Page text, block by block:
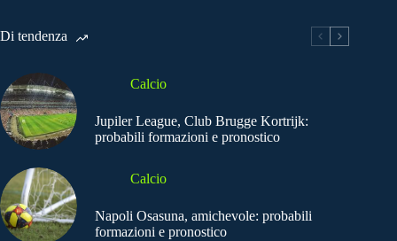
Di tendenza
Calcio
Jupiler League, Club Brugge Kortrijk:
probabili formazioni e pronostico
Calcio
Napoli Osasuna, amichevole: probabili
formazioni e pronostico